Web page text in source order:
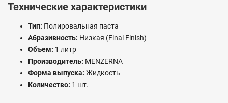
Технические характеристики
Тип: Полировальная паста
Абразивность: Низкая (Final Finish)
Объем: 1 литр
Производитель: MENZERNA
Форма выпуска: Жидкость
Количество: 1 шт.